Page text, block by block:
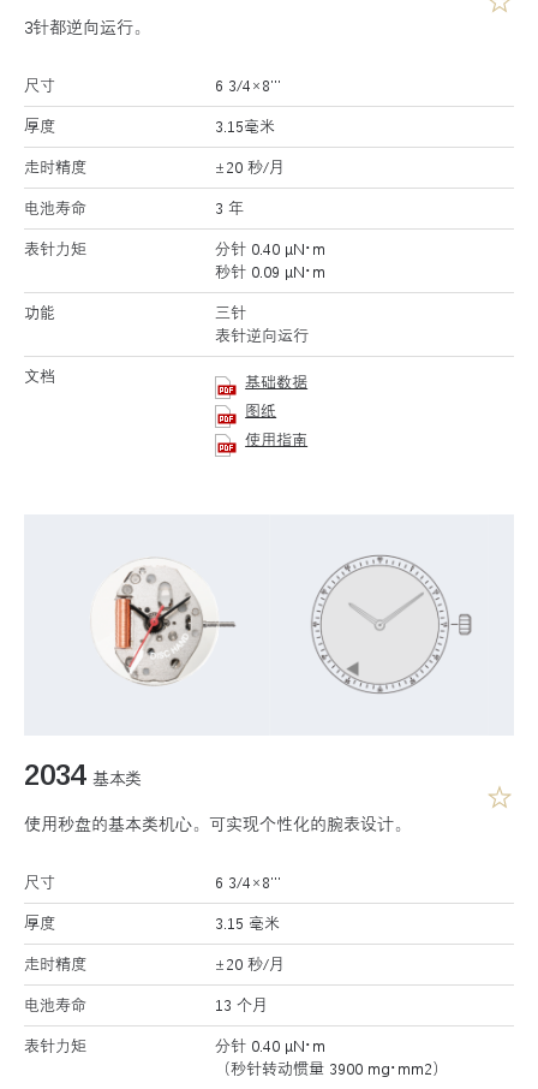
3针都逆向运行。
尺寸 6 3/4×8’’’
厚度 3.15毫米
走时精度 ±20 秒/月
电池寿命 3 年
表针力矩
分针 0.40 μN･m
秒针 0.09 μN･m
功能
三针
表针逆向运行
文档
基础数据
图纸
使用指南
2034 基本类
使用秒盘的基本类机心。可实现个性化的腕表设计。
尺寸 6 3/4×8’’’
厚度 3.15 毫米
走时精度 ±20 秒/月
电池寿命 13 个月
表针力矩
分针 0.40 μN･m
（秒针转动惯量 3900 mg･mm2）